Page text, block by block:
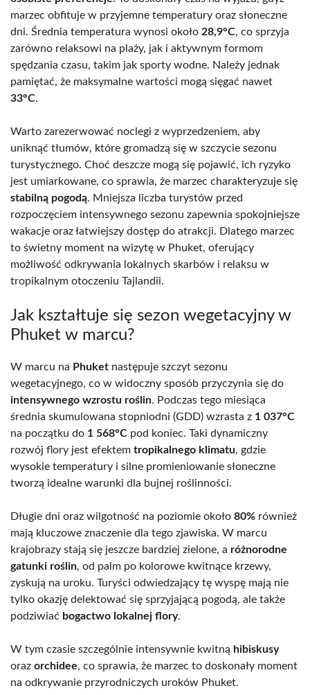
marzec obfituje w przyjemne temperatury oraz słoneczne
dni. Średnia temperatura wynosi około 28,9°C, co sprzyja
zarówno relaksowi na plaży, jak i aktywnym formom
spędzania czasu, takim jak sporty wodne. Należy jednak
pamiętać, że maksymalne wartości mogą sięgać nawet
33°C.
Warto zarezerwować noclegi z wyprzedzeniem, aby
uniknąć tłumów, które gromadzą się w szczycie sezonu
turystycznego. Choć deszcze mogą się pojawić, ich ryzyko
jest umiarkowane, co sprawia, że marzec charakteryzuje się
stabilną pogodą. Mniejsza liczba turystów przed
rozpoczęciem intensywnego sezonu zapewnia spokojniejsze
wakacje oraz łatwiejszy dostęp do atrakcji. Dlatego marzec
to świetny moment na wizytę w Phuket, oferujący
możliwość odkrywania lokalnych skarbów i relaksu w
tropikalnym otoczeniu Tajlandii.
Jak kształtuje się sezon wegetacyjny w
Phuket w marcu?
W marcu na Phuket następuje szczyt sezonu
wegetacyjnego, co w widoczny sposób przyczynia się do
intensywnego wzrostu roślin. Podczas tego miesiąca
średnia skumulowana stopniodni (GDD) wzrasta z 1 037°C
na początku do 1 568°C pod koniec. Taki dynamiczny
rozwój flory jest efektem tropikalnego klimatu, gdzie
wysokie temperatury i silne promieniowanie słoneczne
tworzą idealne warunki dla bujnej roślinności.
Długie dni oraz wilgotność na poziomie około 80% również
mają kluczowe znaczenie dla tego zjawiska. W marcu
krajobrazy stają się jeszcze bardziej zielone, a różnorodne
gatunki roślin, od palm po kolorowe kwitnące krzewy,
zyskują na uroku. Turyści odwiedzający tę wyspę mają nie
tylko okazję delektować się sprzyjającą pogodą, ale także
podziwiać bogactwo lokalnej flory.
W tym czasie szczególnie intensywnie kwitną hibiskusy
oraz orchidee, co sprawia, że marzec to doskonały moment
na odkrywanie przyrodniczych uroków Phuket.